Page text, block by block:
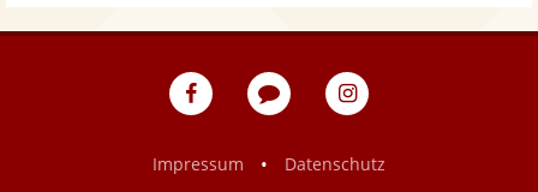
eventpeppers
Blog
eventpeppers
Impressum
• Datenschutz